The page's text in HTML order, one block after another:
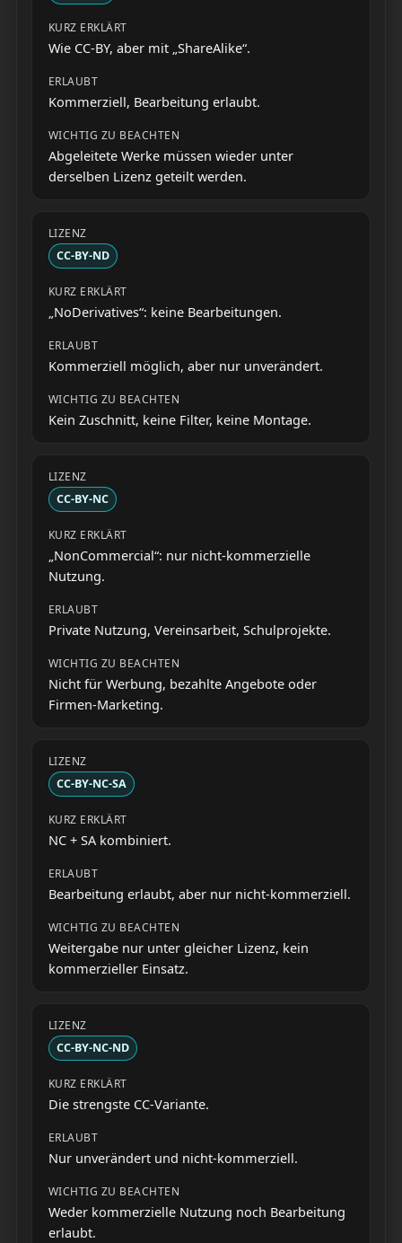
Wie CC-BY, aber mit „ShareAlike“.
Kommerziell, Bearbeitung erlaubt.
Abgeleitete Werke müssen wieder unter
derselben Lizenz geteilt werden.
CC-BY-ND
„NoDerivatives“: keine Bearbeitungen.
Kommerziell möglich, aber nur unverändert.
Kein Zuschnitt, keine Filter, keine Montage.
CC-BY-NC
„NonCommercial“: nur nicht-kommerzielle
Nutzung.
Private Nutzung, Vereinsarbeit, Schulprojekte.
Nicht für Werbung, bezahlte Angebote oder
Firmen-Marketing.
CC-BY-NC-SA
NC + SA kombiniert.
Bearbeitung erlaubt, aber nur nicht-kommerziell.
Weitergabe nur unter gleicher Lizenz, kein
kommerzieller Einsatz.
CC-BY-NC-ND
Die strengste CC-Variante.
Nur unverändert und nicht-kommerziell.
Weder kommerzielle Nutzung noch Bearbeitung
erlaubt.